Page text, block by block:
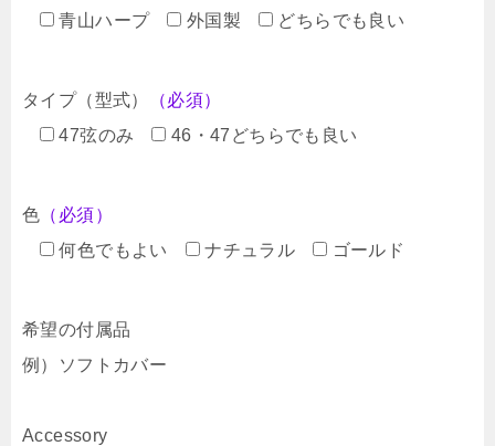
青山ハープ
外国製 どちらでも良い
タイプ（型式）
（必須）
47弦のみ
46・47どちらでも良い
色 （必須）
何色でもよい
ナチュラル ゴールド
希望の付属品
例）ソフトカバー
Accessory